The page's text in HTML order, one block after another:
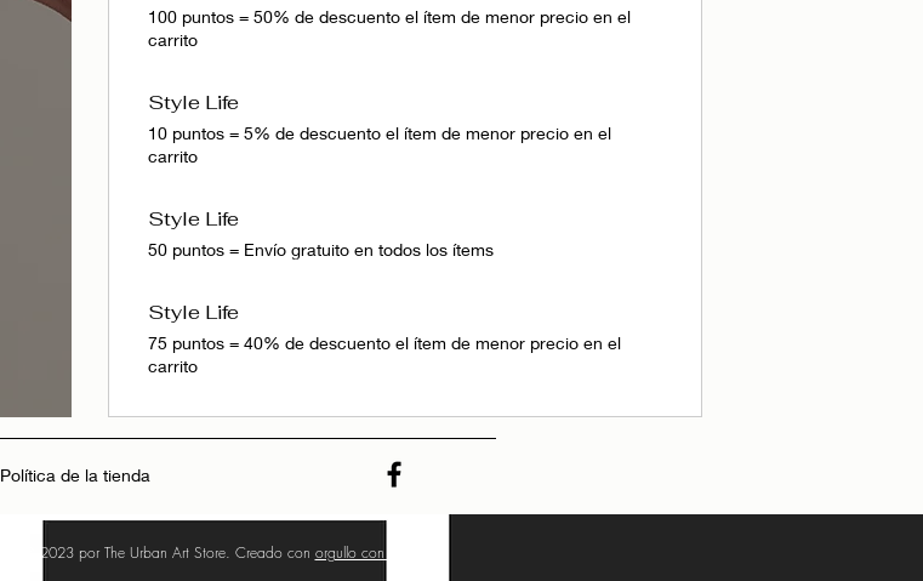
100 puntos = 50% de descuento el ítem de menor precio en el
carrito
Style Life
10 puntos = 5% de descuento el ítem de menor precio en el
carrito
Style Life
50 puntos = Envío gratuito en todos los ítems
Style Life
75 puntos = 40% de descuento el ítem de menor precio en el
carrito
Política de la tienda
© 2023 por The Urban Art Store. Creado con orgullo con Wix.com